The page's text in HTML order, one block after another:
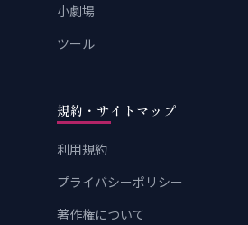
小劇場
ツール
規約・サイトマップ
利用規約
プライバシーポリシー
著作権について